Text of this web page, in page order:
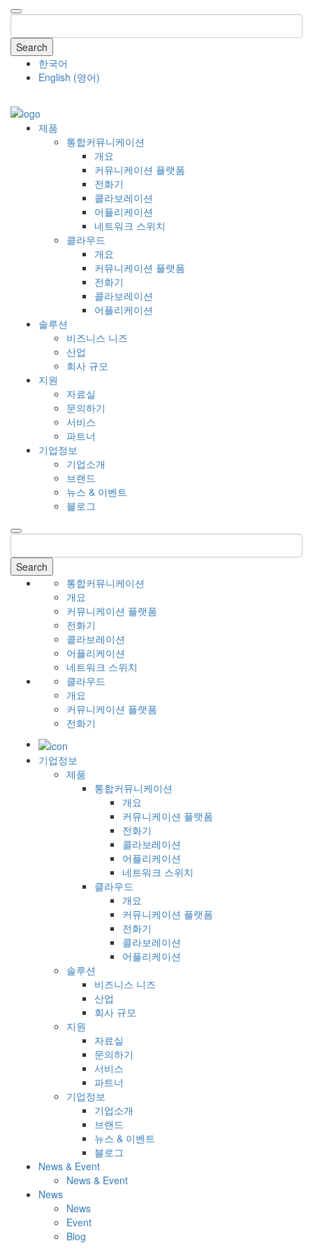
Search
한국어
English (영어)
제품
통합커뮤니케이션
개요
커뮤니케이션 플랫폼
전화기
콜라보레이션
어플리케이션
네트워크 스위치
클라우드
개요
커뮤니케이션 플랫폼
전화기
콜라보레이션
어플리케이션
솔루션
비즈니스 니즈
산업
회사 규모
지원
자료실
문의하기
서비스
파트너
기업정보
기업소개
브랜드
뉴스 & 이벤트
블로그
Search
통합커뮤니케이션
개요
커뮤니케이션 플랫폼
전화기
콜라보레이션
어플리케이션
네트워크 스위치
클라우드
개요
커뮤니케이션 플랫폼
전화기
기업정보
제품
통합커뮤니케이션
개요
커뮤니케이션 플랫폼
전화기
콜라보레이션
어플리케이션
네트워크 스위치
클라우드
개요
커뮤니케이션 플랫폼
전화기
콜라보레이션
어플리케이션
솔루션
비즈니스 니즈
산업
회사 규모
지원
자료실
문의하기
서비스
파트너
기업정보
기업소개
브랜드
뉴스 & 이벤트
블로그
News & Event
News & Event
News
News
Event
Blog